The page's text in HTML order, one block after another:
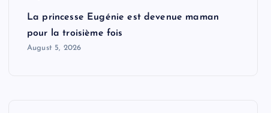
La princesse Eugénie est devenue maman
pour la troisième fois
August 5, 2026